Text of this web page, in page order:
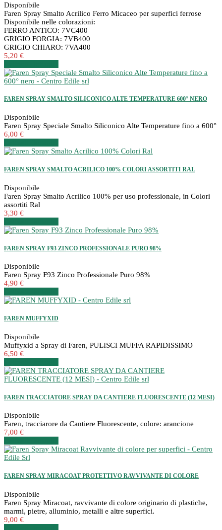
Disponibile
Faren Spray Smalto Acrilico Ferro Micaceo per superfici ferrose
Disponibile nelle colorazioni:
FERRO ANTICO: 7VC400
GRIGIO FORGIA: 7VB400
GRIGIO CHIARO: 7VA400
5,20 €
FAREN SPRAY SMALTO SILICONICO ALTE TEMPERATURE 600° NERO
Disponibile
Faren Spray Speciale Smalto Siliconico Alte Temperature fino a 600°
6,00 €
FAREN SPRAY SMALTO ACRILICO 100% COLORI ASSORTITI RAL
Disponibile
Faren Spray Smalto Acrilico 100% per uso professionale, in Colori
assortiti Ral
3,30 €
FAREN SPRAY F93 ZINCO PROFESSIONALE PURO 98%
Disponibile
Faren Spray F93 Zinco Professionale Puro 98%
4,90 €
FAREN MUFFYXID
Disponibile
Muffyxid a Spray di Faren, PULISCI MUFFA RAPIDISSIMO
6,50 €
FAREN TRACCIATORE SPRAY DA CANTIERE FLUORESCENTE (12 MESI)
Disponibile
Faren, tracciarore da Cantiere Fluorescente, colore: arancione
7,00 €
FAREN SPRAY MIRACOAT PROTETTIVO RAVVIVANTE DI COLORE
Disponibile
Faren Spray Miracoat, ravvivante di colore originario di plastiche,
marmi, pietre, alluminio, metalli e altre superfici.
9,00 €